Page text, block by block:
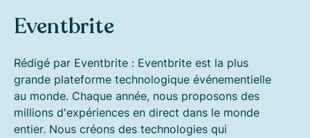
Eventbrite
Rédigé par Eventbrite : Eventbrite est la plus
grande plateforme technologique événementielle
au monde. Chaque année, nous proposons des
millions d'expériences en direct dans le monde
entier. Nous créons des technologies qui